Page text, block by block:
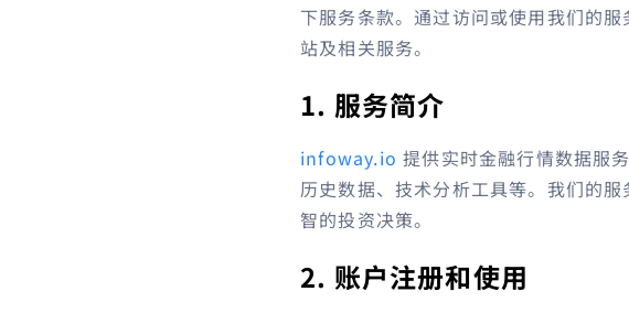
下服务条款。通过访问或使用我们的
站及相关服务。
1. 服务简介
infoway.io 提供实时金融行情数据服
历史数据、技术分析工具等。我们的
智的投资决策。
2. 账户注册和使用